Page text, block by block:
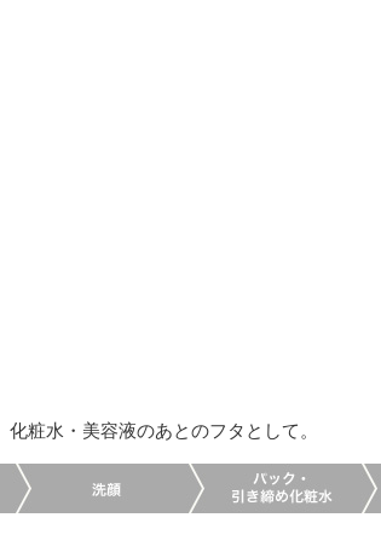
化粧水・美容液のあとのフタとして。